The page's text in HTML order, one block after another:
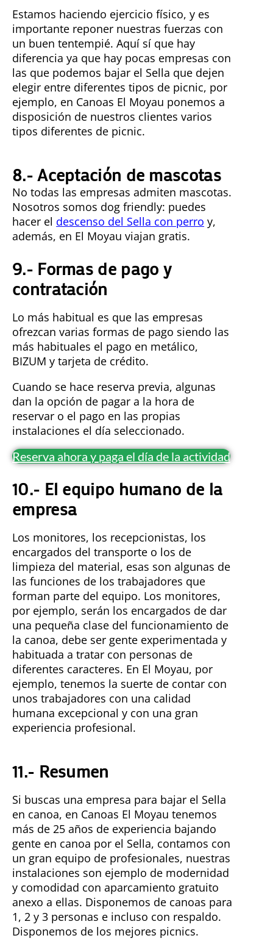
Estamos haciendo ejercicio físico, y es
importante reponer nuestras fuerzas con
un buen tentempié. Aquí sí que hay
diferencia ya que hay pocas empresas con
las que podemos bajar el Sella que dejen
elegir entre diferentes tipos de picnic, por
ejemplo, en Canoas El Moyau ponemos a
disposición de nuestros clientes varios
tipos diferentes de picnic.
8.- Aceptación de mascotas
No todas las empresas admiten mascotas.
Nosotros somos dog friendly: puedes
hacer el descenso del Sella con perro y,
además, en El Moyau viajan gratis.
9.- Formas de pago y
contratación
Lo más habitual es que las empresas
ofrezcan varias formas de pago siendo las
más habituales el pago en metálico,
BIZUM y tarjeta de crédito.
Cuando se hace reserva previa, algunas
dan la opción de pagar a la hora de
reservar o el pago en las propias
instalaciones el día seleccionado.
Reserva ahora y paga el día de la actividad
10.- El equipo humano de la
empresa
Los monitores, los recepcionistas, los
encargados del transporte o los de
limpieza del material, esas son algunas de
las funciones de los trabajadores que
forman parte del equipo. Los monitores,
por ejemplo, serán los encargados de dar
una pequeña clase del funcionamiento de
la canoa, debe ser gente experimentada y
habituada a tratar con personas de
diferentes caracteres. En El Moyau, por
ejemplo, tenemos la suerte de contar con
unos trabajadores con una calidad
humana excepcional y con una gran
experiencia profesional.
11.- Resumen
Si buscas una empresa para bajar el Sella
en canoa, en Canoas El Moyau tenemos
más de 25 años de experiencia bajando
gente en canoa por el Sella, contamos con
un gran equipo de profesionales, nuestras
instalaciones son ejemplo de modernidad
y comodidad con aparcamiento gratuito
anexo a ellas. Disponemos de canoas para
1, 2 y 3 personas e incluso con respaldo.
Disponemos de los mejores picnics.